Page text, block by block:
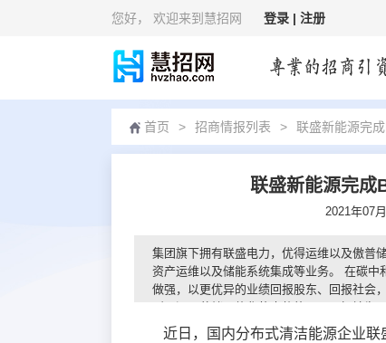
您好， 欢迎来到慧招网 登录 | 注册
首页 > 招商情报列表 > 联盛新能源完
联盛新能源完成
2021年07
集团旗下拥有联盛电力，优得运维以及傲普
资产运维以及储能系统集成等业务。 在碳
做强，以更优异的业绩回报股东、回报社会
近日，国内分布式清洁能源企业